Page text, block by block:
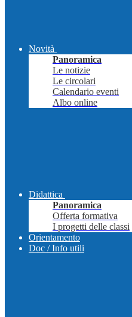
Novità
Panoramica
Le notizie
Le circolari
Calendario eventi
Albo online
Didattica
Panoramica
Offerta formativa
I progetti delle classi
Orientamento
Doc / Info utili